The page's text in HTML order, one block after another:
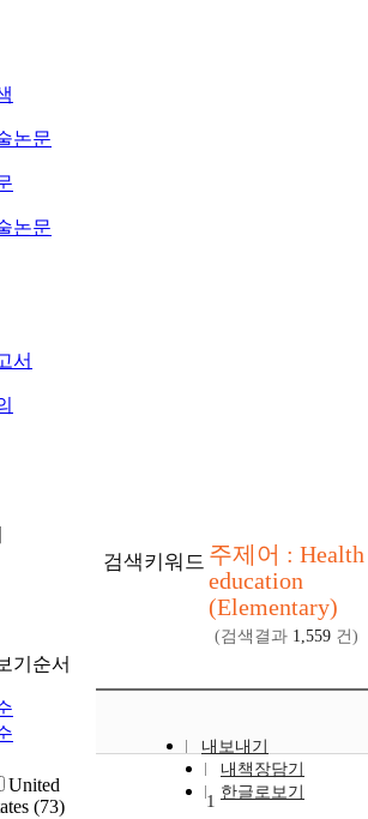
논문
논문
서
기순서
United
(73)
검색키워드 주제어 : Health
education
(Elementary)
(검색결과 1,559 건)
내보내기
내책장담기
한글로보기
1